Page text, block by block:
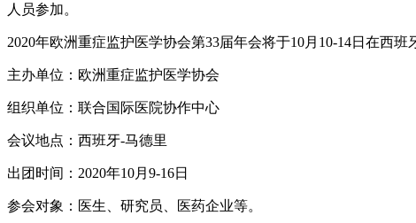
人员参加。
2020年欧洲重症监护医学协会第33届年会将于10月10-14日在西班
主办单位：欧洲重症监护医学协会
组织单位：联合国际医院协作中心
会议地点：西班牙-马德里
出团时间：2020年10月9-16日
参会对象：医生、研究员、医药企业等。